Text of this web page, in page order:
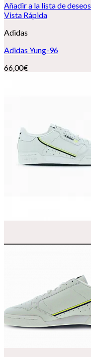
Añadir a la lista de deseos
Vista Rápida
Adidas
Adidas Yung-96
66,00€